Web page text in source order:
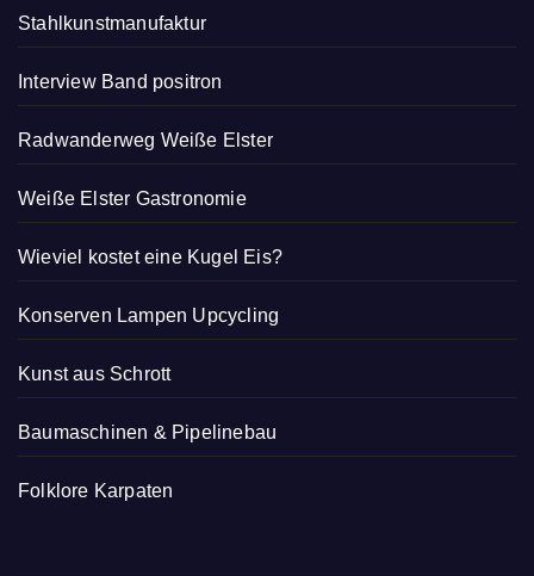
Stahlkunstmanufaktur
Interview Band positron
Radwanderweg Weiße Elster
Weiße Elster Gastronomie
Wieviel kostet eine Kugel Eis?
Konserven Lampen Upcycling
Kunst aus Schrott
Baumaschinen & Pipelinebau
Folklore Karpaten